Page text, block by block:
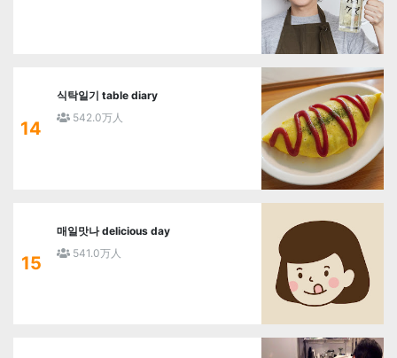
14
식탁일기 table diary
542.0万人
15
매일맛나 delicious day
541.0万人